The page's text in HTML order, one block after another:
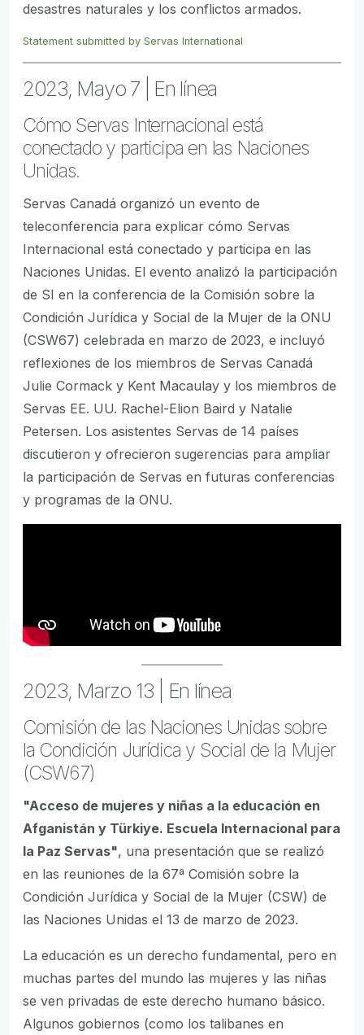
desastres naturales y los conflictos armados.
Statement submitted by Servas International
2023, Mayo 7 | En línea
Cómo Servas Internacional está
conectado y participa en las Naciones
Unidas.
Servas Canadá organizó un evento de
teleconferencia para explicar cómo Servas
Internacional está conectado y participa en las
Naciones Unidas. El evento analizó la participación
de SI en la conferencia de la Comisión sobre la
Condición Jurídica y Social de la Mujer de la ONU
(CSW67) celebrada en marzo de 2023, e incluyó
reflexiones de los miembros de Servas Canadá
Julie Cormack y Kent Macaulay y los miembros de
Servas EE. UU. Rachel-Elion Baird y Natalie
Petersen. Los asistentes Servas de 14 países
discutieron y ofrecieron sugerencias para ampliar
la participación de Servas en futuras conferencias
y programas de la ONU.
2023, Marzo 13 | En línea
Comisión de las Naciones Unidas sobre
la Condición Jurídica y Social de la Mujer
(CSW67)
"Acceso de mujeres y niñas a la educación en
Afganistán y Türkiye. Escuela Internacional para
la Paz Servas", una presentación que se realizó
en las reuniones de la 67ª Comisión sobre la
Condición Jurídica y Social de la Mujer (CSW) de
las Naciones Unidas el 13 de marzo de 2023.
La educación es un derecho fundamental, pero en
muchas partes del mundo las mujeres y las niñas
se ven privadas de este derecho humano básico.
Algunos gobiernos (como los talibanes en